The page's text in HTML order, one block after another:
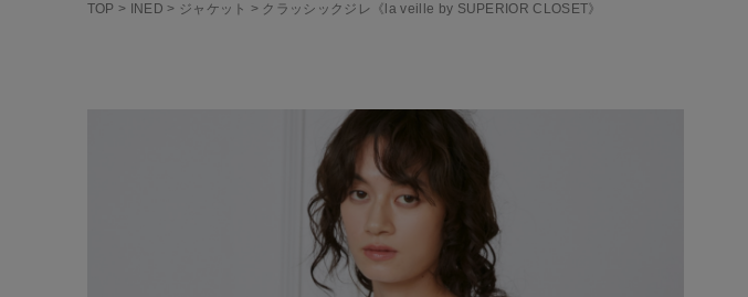
TOP INED ジャケット クラッシックジレ《la veille by SUPERIOR CLOSET》